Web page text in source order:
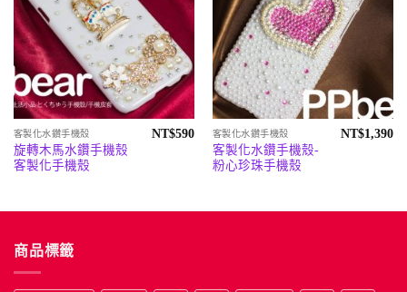
客製化水鑽手機殼
旋轉木馬水鑽手機殼
客製化手機殼
NT$590 客製化水鑽手機殼
客製化水鑽手機殼-
粉心珍珠手機殼
NT$1,390
商品標籤